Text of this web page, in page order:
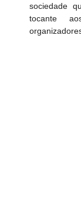
sociedade
tocante